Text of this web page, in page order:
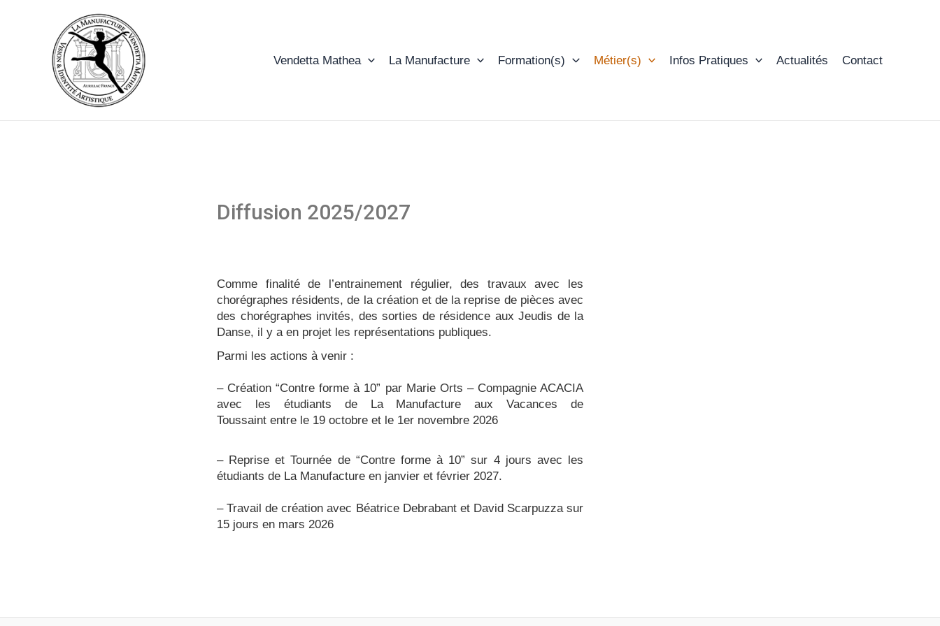
Vendetta Mathea La Manufacture Formation(s) Métier(s) Infos Pratiques Actualités Contact
Diffusion 2025/2027
Comme finalité de l’entrainement régulier, des travaux avec les
chorégraphes résidents, de la création et de la reprise de pièces avec
des chorégraphes invités, des sorties de résidence aux Jeudis de la
Danse, il y a en projet les représentations publiques.
Parmi les actions à venir :
– Création “Contre forme à 10” par Marie Orts – Compagnie ACACIA
avec les étudiants de La Manufacture aux Vacances de
Toussaint entre le 19 octobre et le 1er novembre 2026
– Reprise et Tournée de “Contre forme à 10” sur 4 jours avec les
étudiants de La Manufacture en janvier et février 2027.
– Travail de création avec Béatrice Debrabant et David Scarpuzza sur
15 jours en mars 2026